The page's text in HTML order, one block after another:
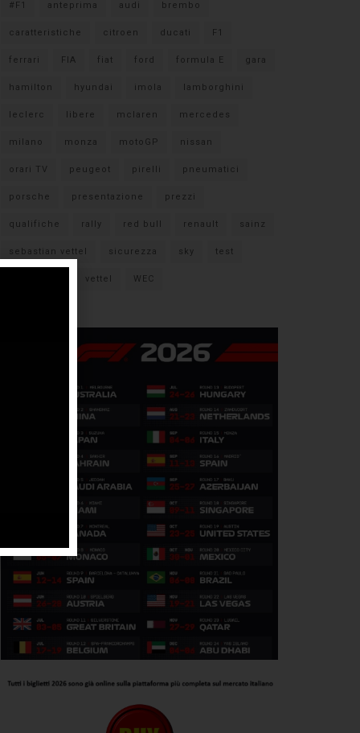
#F1 anteprima audi brembo
caratteristiche citroen ducati F1
ferrari FIA fiat ford formula E gara
hamilton hyundai imola lamborghini
leclerc libere mclaren mercedes
milano monza motoGP nissan
orari TV peugeot pirelli pneumatici
porsche presentazione prezzi
qualifiche rally red bull renault sainz
sebastian vettel sicurezza sky test
vettel WEC